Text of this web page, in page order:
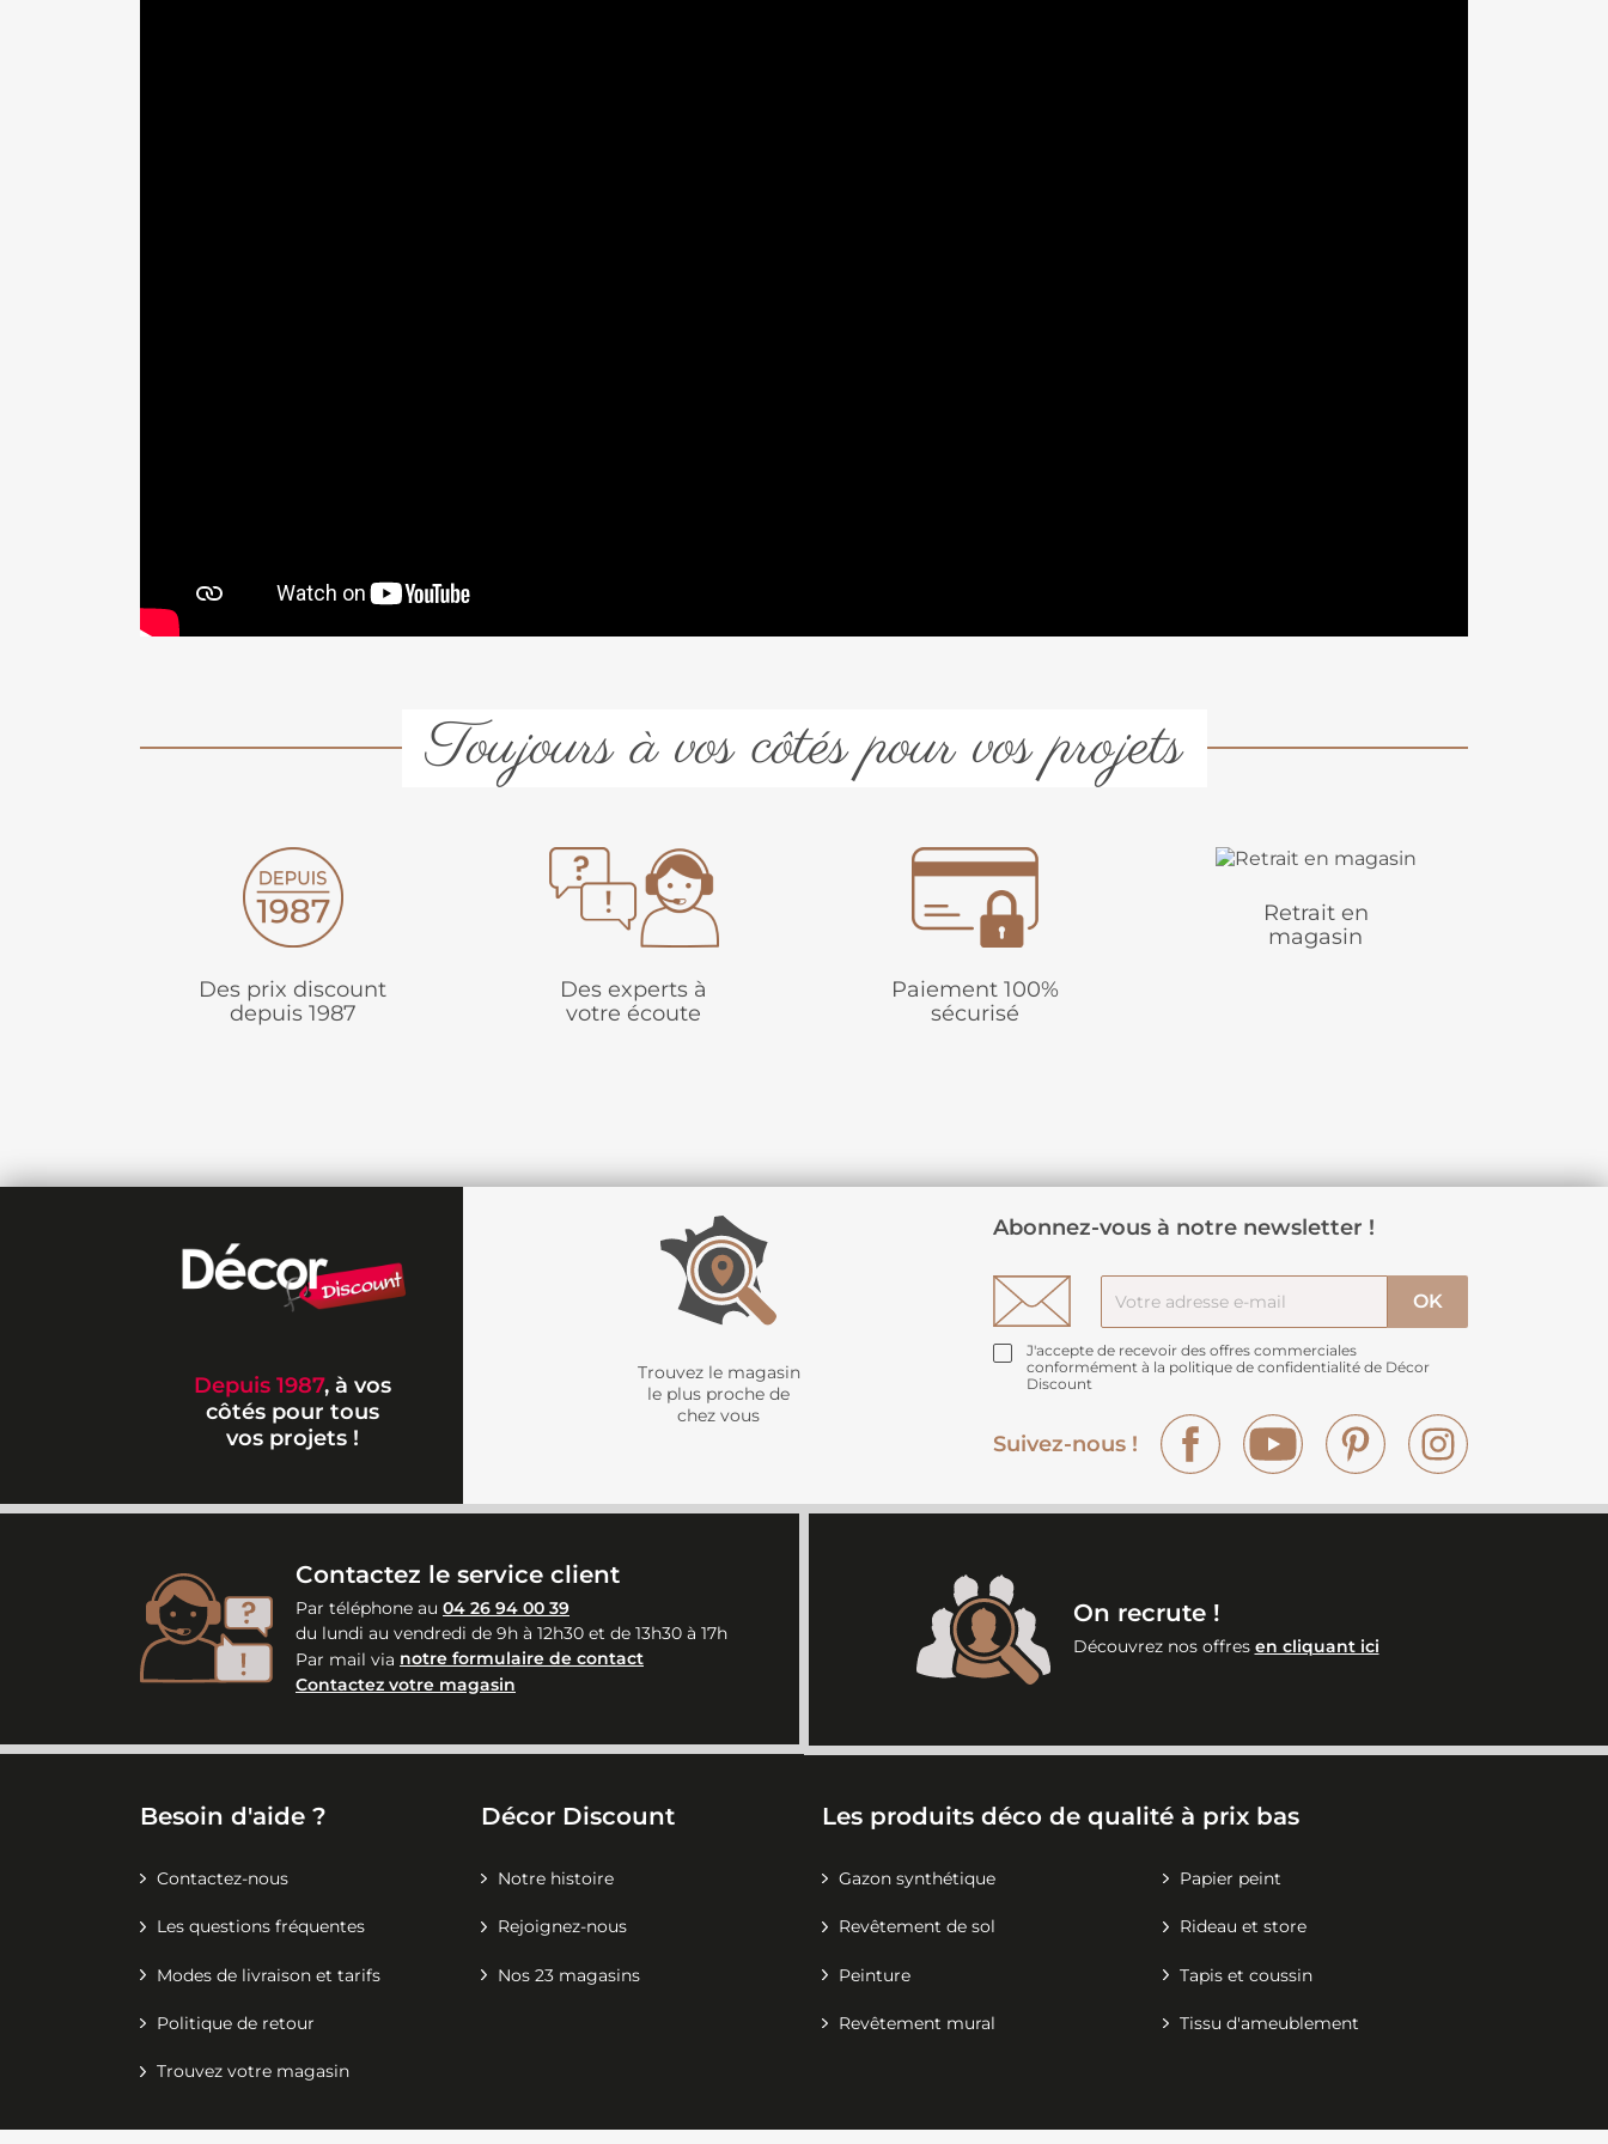
Toujours à vos côtés pour vos projets
Des prix discount
depuis 1987
Des experts à
votre écoute
Paiement 100%
sécurisé
Retrait en
magasin
Depuis 1987, à vos
côtés pour tous
vos projets !
Trouvez le magasin
le plus proche de
chez vous
Abonnez-vous à notre newsletter !
J'accepte de recevoir des offres commerciales
conformément à la politique de confidentialité de Décor
Discount
Suivez-nous !
Facebook YouTube Pinterest
Contactez le service client
Par téléphone au 04 26 94 00 39
du lundi au vendredi de 9h à 12h30 et de 13h30 à 17h
Par mail via notre formulaire de contact
Contactez votre magasin
On recrute !
Découvrez nos offres en cliquant ici
Besoin d'aide ?
Contactez-nous
Les questions fréquentes
Modes de livraison et tarifs
Politique de retour
Trouvez votre magasin
Décor Discount
Notre histoire
Rejoignez-nous
Nos 23 magasins
Les produits déco de qualité à prix bas
Gazon synthétique Papier peint
Revêtement de sol Rideau et store
Peinture Tapis et coussin
Revêtement mural Tissu d'ameublement